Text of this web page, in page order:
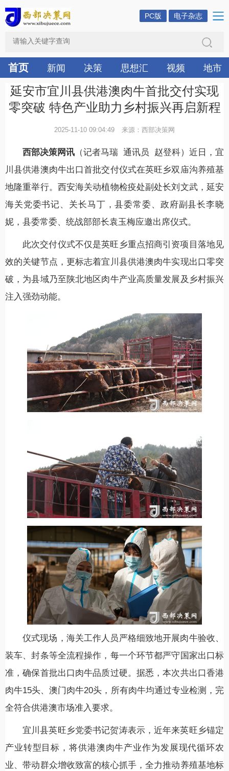
PC版 电子杂志
首页 新闻 决策 思想汇 视频 地市
延安市宜川县供港澳肉牛首批交付实现
零突破 特色产业助力乡村振兴再启新程
2025-11-10 09:04:49 来源：西部决策网
西部决策网讯 （记者马瑞 通讯员 赵登科）近日，宜
川县供港澳肉牛出口首批交付仪式在英旺乡双庙沟养殖基
地隆重举行。西安海关动植物检疫处副处长刘文武，延安
海关党委书记、关长马丁，县委常委、政府副县长李晓
妮，县委常委、统战部部长袁玉梅应邀出席仪式。
此次交付仪式不仅是英旺乡重点招商引资项目落地见
效的关键节点，更标志着宜川县供港澳肉牛实现出口零突
破，为县域乃至陕北地区肉牛产业高质量发展及乡村振兴
注入强劲动能。
仪式现场，海关工作人员严格细致地开展肉牛验收、
装车、封条等全流程操作，每一个环节都严守国家出口标
准，确保首批出口肉牛品质过硬。据悉，本次共出口香港
肉牛15头、澳门肉牛20头，所有肉牛均通过专业检测，完
全符合供港澳市场准入要求。
宜川县英旺乡党委书记贺涛表示，近年来英旺乡锚定
产业转型目标，将供港澳肉牛产业作为发展现代循环农
业、带动群众增收致富的核心抓手，全力推动养殖基地标